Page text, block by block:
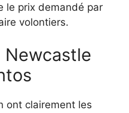
le prix demandé par
volontiers.
ont clairement les